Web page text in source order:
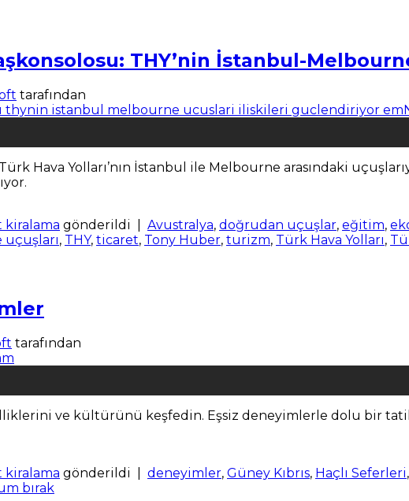
THY’nin İstanbul-
tarafından
Hava Yolları’nın İstanbul ile Melbourne arasındaki
kiralama gönderildi Avustralya, doğrudan uçuşlar, eğitim,
, THY, ticaret, Tony Huber, turizm, Türk Hava Yolları,
tarafından
ve kültürünü keşfedin. Eşsiz deneyimlerle dolu bir
kiralama gönderildi deneyimler, Güney Kıbrıs, Haçlı Seferleri,
bırak